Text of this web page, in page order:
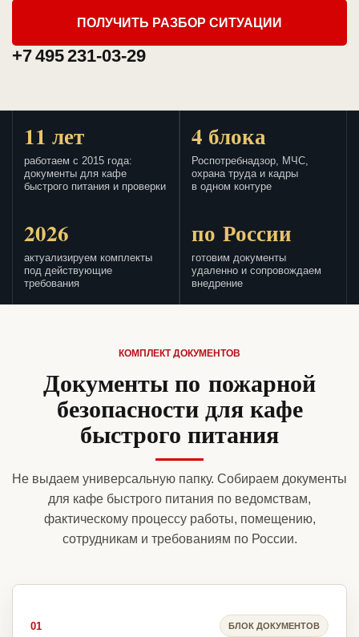
ПОЛУЧИТЬ РАЗБОР СИТУАЦИИ
+7 495 231-03-29
11 лет
работаем с 2015 года:
документы для кафе
быстрого питания и проверки
4 блока
Роспотребнадзор, МЧС,
охрана труда и кадры
в одном контуре
2026
актуализируем комплекты
под действующие
требования
по России
готовим документы
удаленно и сопровождаем
внедрение
КОМПЛЕКТ ДОКУМЕНТОВ
Документы по пожарной
безопасности для кафе
быстрого питания
Не выдаем универсальную папку. Собираем документы
для кафе быстрого питания по ведомствам,
фактическому процессу работы, помещению,
сотрудникам и требованиям по России.
01 БЛОК ДОКУМЕНТОВ